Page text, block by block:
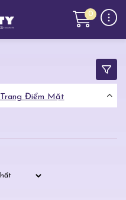
0
Trang Điểm Mặt